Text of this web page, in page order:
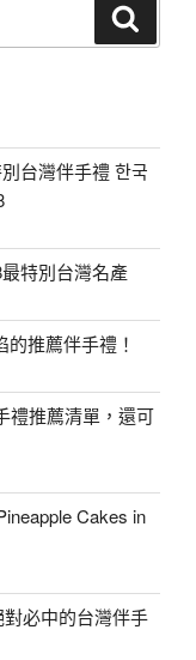
台灣伴手禮 한국
特別台灣名產
推薦伴手禮！
禮推薦清單，還可
Cakes in
必中的台灣伴手